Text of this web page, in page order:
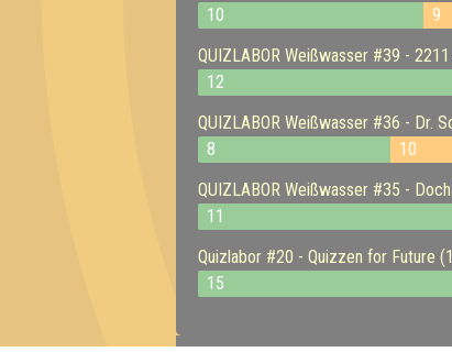
10
9
QUIZLABOR Weißwasser #39 -
12
QUIZLABOR Weißwasser #36 - Dr.
8
10
QUIZLABOR Weißwasser #35 -
11
Quizlabor #20 - Quizzen for Future
15